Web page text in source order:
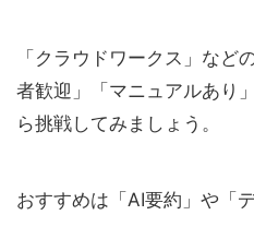
「クラウドワークス」など
者歓迎」「マニュアルあり
ら挑戦してみましょう。
おすすめは「AI要約」や「